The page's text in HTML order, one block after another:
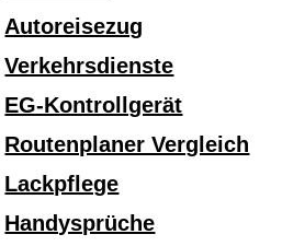
Autoreisezug
Verkehrsdienste
EG-Kontrollgerät
Routenplaner Vergleich
Lackpflege
Handysprüche